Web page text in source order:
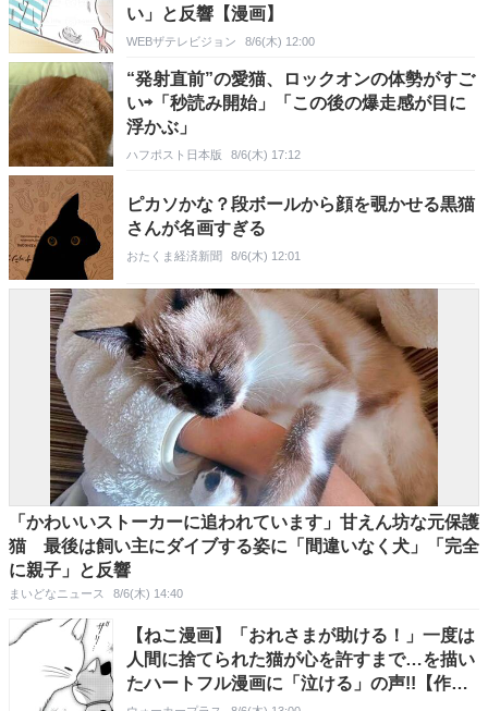
い」と反響【漫画】
WEBザテレビジョン 8/6(木) 12:00
“発射直前”の愛猫、ロックオンの体勢がすご
い⇨「秒読み開始」「この後の爆走感が目に
浮かぶ」
ハフポスト日本版 8/6(木) 17:12
ピカソかな？段ボールから顔を覗かせる黒猫
さんが名画すぎる
おたくま経済新聞 8/6(木) 12:01
「かわいいストーカーに追われています」甘えん坊な元保護
猫 最後は飼い主にダイブする姿に「間違いなく犬」「完全
に親子」と反響
まいどなニュース 8/6(木) 14:40
【ねこ漫画】「おれさまが助ける！」一度は
人間に捨てられた猫が心を許すまで…を描い
たハートフル漫画に「泣ける」の声!!【作者
に聞く】